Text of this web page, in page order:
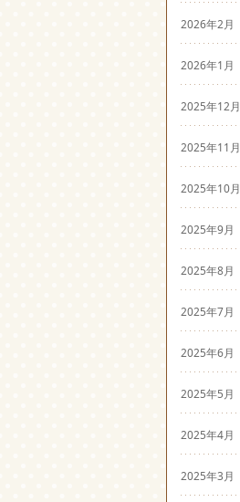
2026年2月
2026年1月
2025年12月
2025年11月
2025年10月
2025年9月
2025年8月
2025年7月
2025年6月
2025年5月
2025年4月
2025年3月